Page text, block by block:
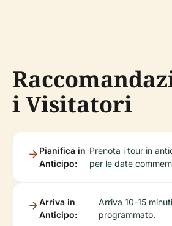
i Visitatori
Pianifica in
Anticipo:
Prenota i tour in
per le date
Arriva in
Anticipo:
Arriva 10-15
programmato.